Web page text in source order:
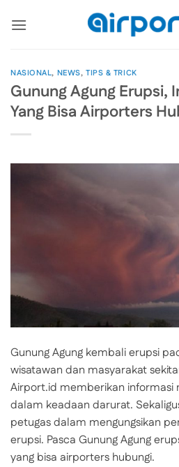
NASIONAL, NEWS, TIPS & TRICK
Gunung Agung Erupsi,
Yang Bisa Airporters
Gunung Agung kembali erupsi
wisatawan dan masyarakat
Airport.id memberikan informasi
dalam keadaan darurat.
petugas dalam mengungsikan
erupsi. Pasca Gunung Agung
yang bisa airporters hubungi.